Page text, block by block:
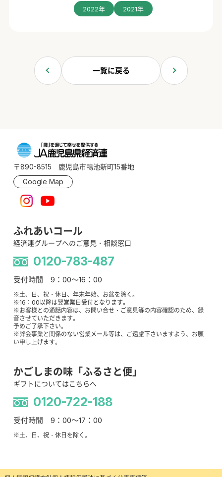
2022年 2021年
一覧に戻る
〒890-8515 鹿児島市鴨池新町15番地
Google Map
ふれあいコール
経済連グループへのご意見・相談窓口
0120-783-487
受付時間 9：00～16：00
※土、日、祝・休日、年末年始、お盆を除く。
※16：00以降は翌営業日受付となります。
※お客様との通話内容は、お問い合せ・ご意見等の内容確認のため、録
音させていただきます。
予めご了承下さい。
※弊会事業と関係のない営業メール等は、ご遠慮下さいますよう、お願
い申し上げます。
かごしまの味「ふるさと便」
ギフトについてはこちらへ
0120-722-188
受付時間 9：00～17：00
※土、日、祝・休日を除く。